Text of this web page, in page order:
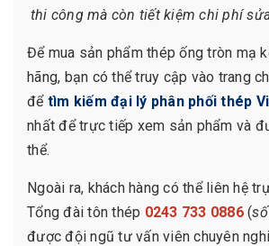
thi công mà còn tiết kiệm chi phí
Để mua sản phẩm thép ống tròn mạ
hãng, bạn có thể truy cập vào trang
để tìm kiếm đại lý phân phối thép
nhất để trực tiếp xem sản phẩm và
thể.
Ngoài ra, khách hàng có thể liên hệ
Tổng đài tôn thép 0243 733 0886(
được đội ngũ tư vấn viên chuyên